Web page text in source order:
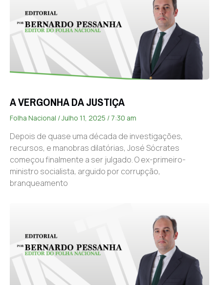
A VERGONHA DA JUSTIÇA
Folha Nacional Julho 11, 2025 7:30 am
Depois de quase uma década de investigações,
recursos, e manobras dilatórias, José Sócrates
começou finalmente a ser julgado. O ex-primeiro-
ministro socialista, arguido por corrupção,
branqueamento